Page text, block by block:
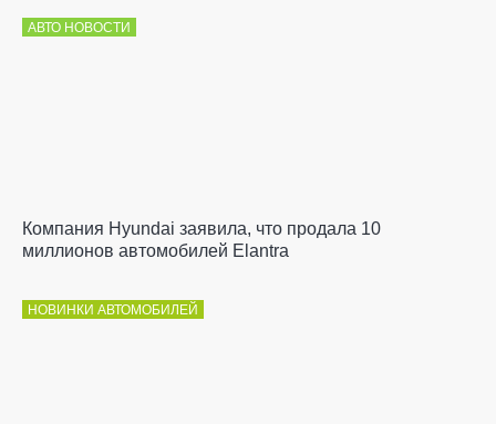
АВТО НОВОСТИ
Компания Hyundai заявила, что продала 10
миллионов автомобилей Elantra
НОВИНКИ АВТОМОБИЛЕЙ